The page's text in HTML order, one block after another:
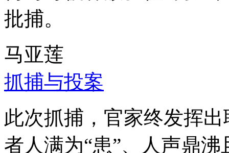
批捕。
马亚莲
抓捕与投案
此次抓捕，官家终发挥
者人满为“患”、人声鼎